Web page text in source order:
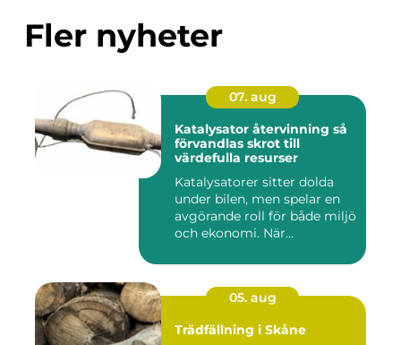
Fler nyheter
07. aug
Katalysator återvinning så
förvandlas skrot till
värdefulla resurser
Katalysatorer sitter dolda
under bilen, men spelar en
avgörande roll för både miljö
och ekonomi. När...
05. aug
Trädfällning i Skåne